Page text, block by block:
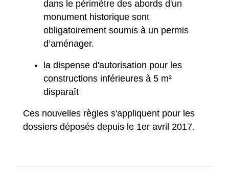
dans le périmètre des abords d'un
monument historique sont
obligatoirement soumis à un permis
d’aménager.
la dispense d'autorisation pour les
constructions inférieures à 5 m²
disparaît
Ces nouvelles règles s'appliquent pour les
dossiers déposés depuis le 1er avril 2017.